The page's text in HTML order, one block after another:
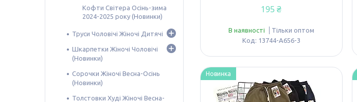
195 ₴
В наявності
Тільки оптом
13744-A656-3
Новинка
Кофти Світера Осінь-зима
2024-2025 року (Новинки)
Труси Чоловічі Жіночі Дитячі
Шкарпетки Жіночі Чоловічі
(Новинки)
Сорочки Жіночі Весна-Осінь
(Новинки)
Толстовки Худі Жіночі Весна-